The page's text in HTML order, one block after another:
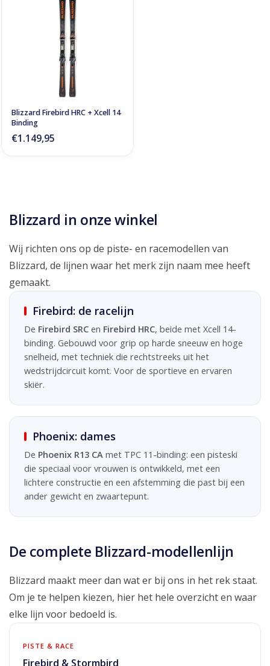
Blizzard Firebird HRC + Xcell 14
Binding
€1.149,95
Blizzard in onze winkel
Wij richten ons op de piste- en racemodellen van
Blizzard, de lijnen waar het merk zijn naam mee heeft
gemaakt.
Firebird: de racelijn
De Firebird SRC en Firebird HRC, beide met Xcell 14-
binding. Gebouwd voor grip op harde sneeuw en hoge
snelheid, met techniek die rechtstreeks uit het
wedstrijdcircuit komt. Voor de sportieve en ervaren
skiër.
Phoenix: dames
De Phoenix R13 CA met TPC 11-binding: een pisteski
die speciaal voor vrouwen is ontwikkeld, met een
lichtere constructie en een afstemming die past bij een
ander gewicht en zwaartepunt.
De complete Blizzard-modellenlijn
Blizzard maakt meer dan wat er bij ons in het rek staat.
Om je te helpen kiezen, hier het hele overzicht en waar
elke lijn voor bedoeld is.
PISTE & RACE
Firebird & Stormbird